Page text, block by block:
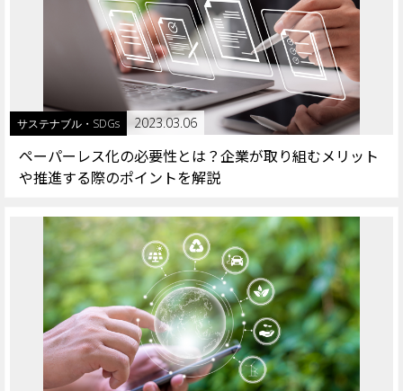
サステナブル・SDGs 2023.03.06
ペーパーレス化の必要性とは？企業が取り組むメリット
や推進する際のポイントを解説